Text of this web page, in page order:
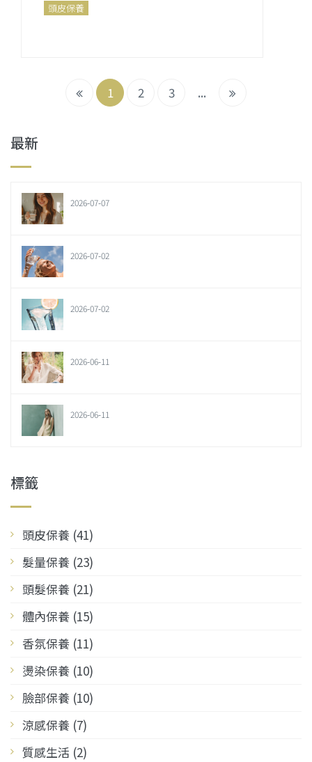
頭皮保養
1 2 3 ...
最新
2026-07-07
2026-07-02
2026-07-02
2026-06-11
2026-06-11
標籤
頭皮保養 (41)
髮量保養 (23)
頭髮保養 (21)
體內保養 (15)
香氛保養 (11)
燙染保養 (10)
臉部保養 (10)
涼感保養 (7)
質感生活 (2)